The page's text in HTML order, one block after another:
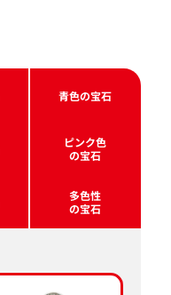
青色の宝石
ピンク色
の宝石
多色性
の宝石